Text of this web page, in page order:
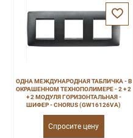
ОДНА МЕЖДУНАРОДНАЯ ТАБЛИЧКА - В
ОКРАШЕННОМ ТЕХНОПОЛИМЕРЕ - 2 + 2
+ 2 МОДУЛЯ ГОРИЗОНТАЛЬНАЯ -
ШИФЕР - CHORUS (GW16126VA)
Спросите цену